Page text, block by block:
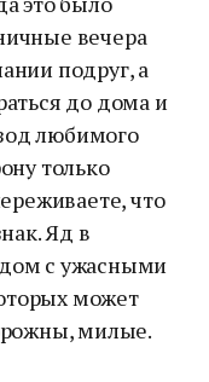
вечера
подруг, а
до дома и
любимого
только
что
Яд в
с ужасными
может
милые.